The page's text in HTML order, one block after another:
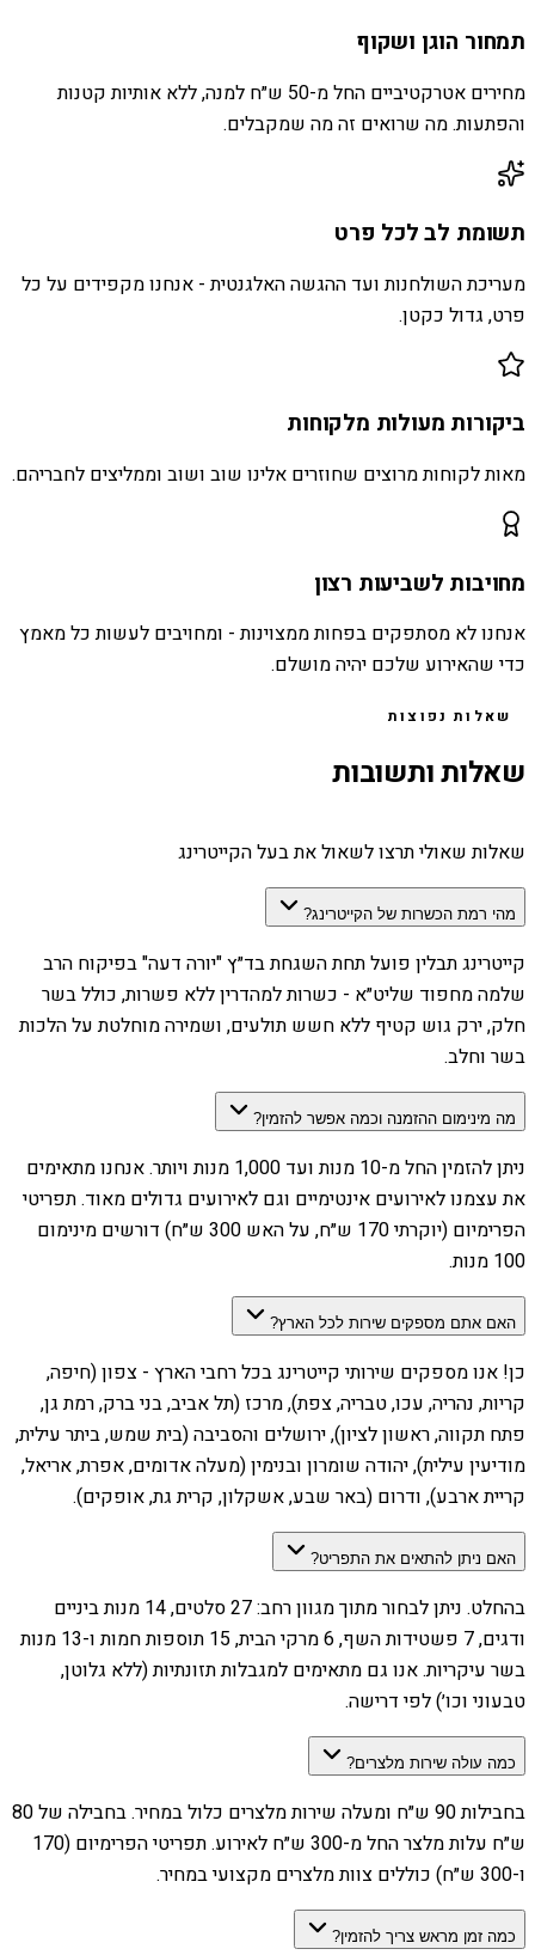
תמחור הוגן ושקוף
מחירים אטרקטיביים החל מ-50 ש״ח למנה, ללא אותיות קטנות
והפתעות. מה שרואים זה מה שמקבלים.
תשומת לב לכל פרט
מעריכת השולחנות ועד ההגשה האלגנטית - אנחנו מקפידים על כל
פרט, גדול כקטן.
ביקורות מעולות מלקוחות
מאות לקוחות מרוצים שחוזרים אלינו שוב ושוב וממליצים לחבריהם.
מחויבות לשביעות רצון
אנחנו לא מסתפקים בפחות ממצוינות - ומחויבים לעשות כל מאמץ
כדי שהאירוע שלכם יהיה מושלם.
שאלות נפוצות
שאלות ותשובות
שאלות שאולי תרצו לשאול את בעל הקייטרינג
מהי רמת הכשרות של הקייטרינג?
קייטרינג תבלין פועל תחת השגחת בד״ץ "יורה דעה" בפיקוח הרב
שלמה מחפוד שליט״א - כשרות למהדרין ללא פשרות, כולל בשר
חלק, ירק גוש קטיף ללא חשש תולעים, ושמירה מוחלטת על הלכות
בשר וחלב.
מה מינימום ההזמנה וכמה אפשר להזמין?
ניתן להזמין החל מ-10 מנות ועד 1,000 מנות ויותר. אנחנו מתאימים
את עצמנו לאירועים אינטימיים וגם לאירועים גדולים מאוד. תפריטי
הפרימיום (יוקרתי 170 ש״ח, על האש 300 ש״ח) דורשים מינימום
100 מנות.
האם אתם מספקים שירות לכל הארץ?
כן! אנו מספקים שירותי קייטרינג בכל רחבי הארץ - צפון (חיפה,
קריות, נהריה, עכו, טבריה, צפת), מרכז (תל אביב, בני ברק, רמת גן,
פתח תקווה, ראשון לציון), ירושלים והסביבה (בית שמש, ביתר עילית,
מודיעין עילית), יהודה שומרון ובנימין (מעלה אדומים, אפרת, אריאל,
קריית ארבע), ודרום (באר שבע, אשקלון, קרית גת, אופקים).
האם ניתן להתאים את התפריט?
בהחלט. ניתן לבחור מתוך מגוון רחב: 27 סלטים, 14 מנות ביניים
ודגים, 7 פשטידות השף, 6 מרקי הבית, 15 תוספות חמות ו-13 מנות
בשר עיקריות. אנו גם מתאימים למגבלות תזונתיות (ללא גלוטן,
טבעוני וכו׳) לפי דרישה.
כמה עולה שירות מלצרים?
בחבילות 90 ש״ח ומעלה שירות מלצרים כלול במחיר. בחבילה של 80
ש״ח עלות מלצר החל מ-300 ש״ח לאירוע. תפריטי הפרימיום (170
ו-300 ש״ח) כוללים צוות מלצרים מקצועי במחיר.
כמה זמן מראש צריך להזמין?